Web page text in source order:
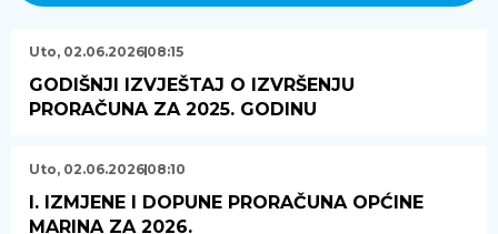
GODIŠNJI IZVJEŠTAJ O IZVRŠENJU
PRORAČUNA ZA 2025. GODINU
Uto, 02.06.2026 08:15
I. IZMJENE I DOPUNE PRORAČUNA OPĆINE
MARINA ZA 2026.
Uto, 02.06.2026 08:10